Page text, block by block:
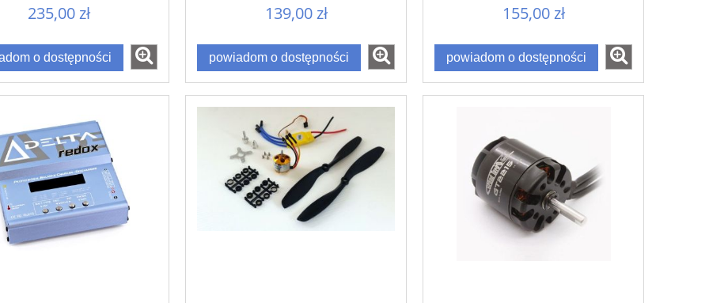
235,00 zł
o dostępności
139,00 zł
powiadom o dostępności
155,00 zł
powiadom o dostępności